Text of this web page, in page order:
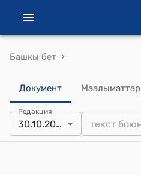
Башкы бет ›
Документ Маалыматтар
Редакция
30.10.2025